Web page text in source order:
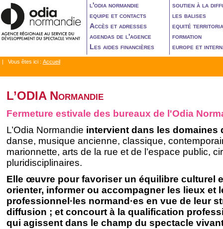
l'odia normandie
equipe et contacts
Accès et adresses
agendas de l'agence
Les aides financières
soutien à la
les balises
equité
formation
europe et
| Vous êtes ici : Accueil
L’ODIA Normandie
Fermeture estivale des bureaux de l'Odia
L’Odia Normandie intervient dans les domaines
danse, musique ancienne, classique,
marionnette, arts de la rue et de l’espace public,
pluridisciplinaires.
Elle œuvre pour favoriser un équilibre culturel
orienter, informer ou accompagner les lieux et
professionnel·les normand·es en vue de leur
diffusion ; et concourt à la qualification
qui agissent dans le champ du spectacle